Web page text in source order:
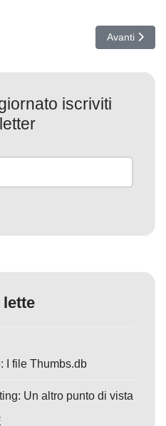
Allarme rosso sul web, milioni
Articolo
Avanti
iscriviti
I file Thumbs.db
Un altro punto di vista